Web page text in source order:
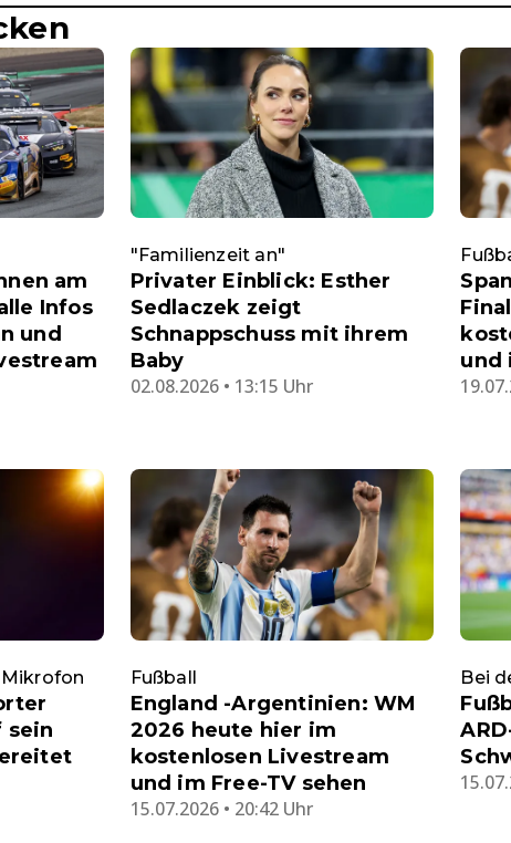
am
Infos
und
"Familienzeit an"
Privater Einblick: Esther
Sedlaczek zeigt
Schnappschuss mit ihrem
Baby
02.08.2026 • 13:15 Uhr
und
Mikrofon
sein
Fußball
England -Argentinien: WM
2026 heute hier im
kostenlosen Livestream
und im Free-TV sehen
15.07.2026 • 20:42 Uhr
Bei